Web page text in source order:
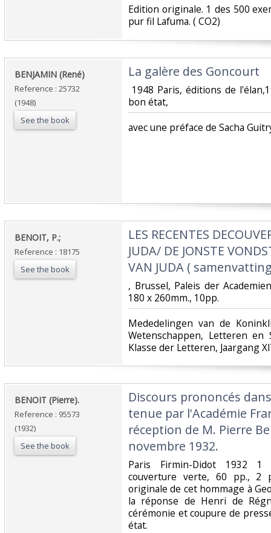
‎Edition originale. 1 des 500
pur fil Lafuma. ( CO2) ‎
‎BENJAMIN (René) ‎
Reference : 25732
(1948)
See the book
‎La galère des Goncourt‎
1948 Paris, éditions de
bon état, ‎
‎avec une préface de Sacha
‎BENOIT, P.;‎
Reference : 18175
See the book
‎LES RECENTES
JUDA/ DE JONSTE
VAN JUDA (
‎, Brussel, Paleis der
180 x 260mm., 10pp.‎
‎Mededelingen van de
Wetenschappen, Letteren en
Klasse der Letteren, Jaargang
‎BENOIT (Pierre).‎
Reference : 95573
(1932)
See the book
‎Discours prononcés
tenue par l'Académie
réception de M. Pierre
novembre 1932.‎
‎Paris Firmin-Didot 1932
couverture verte, 60 pp., 2
originale de cet hommage à
la réponse de Henri de
cérémonie et coupure de
état.‎